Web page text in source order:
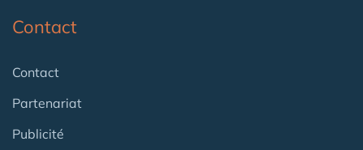
Contact
Contact
Partenariat
Publicité